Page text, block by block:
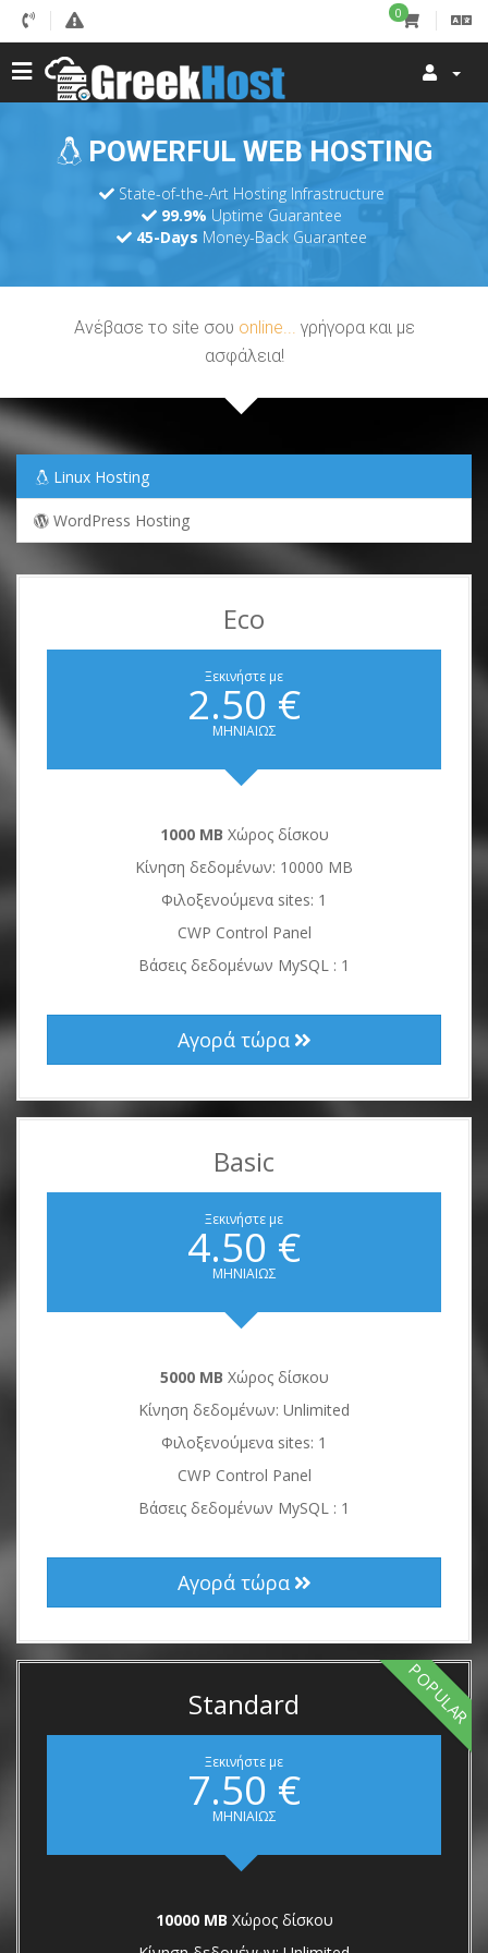
0
POWERFUL WEB HOSTING
State-of-the-Art Hosting Infrastructure
99.9% Uptime Guarantee
45-Days Money-Back Guarantee
Ανέβασε το site σου online... γρήγορα και με
ασφάλεια!
Linux Hosting
WordPress Hosting
Eco
Ξεκινήστε με
2.50 €
ΜΗΝΙΑΙΩΣ
1000 MB Χώρος δίσκου
Κίνηση δεδομένων: 10000 ΜΒ
Φιλοξενούμενα sites: 1
CWP Control Panel
Βάσεις δεδομένων MySQL : 1
Αγορά τώρα
Basic
Ξεκινήστε με
4.50 €
ΜΗΝΙΑΙΩΣ
5000 MB Χώρος δίσκου
Κίνηση δεδομένων: Unlimited
Φιλοξενούμενα sites: 1
CWP Control Panel
Βάσεις δεδομένων MySQL : 1
Αγορά τώρα
Standard
Ξεκινήστε με
7.50 €
ΜΗΝΙΑΙΩΣ
10000 MB Χώρος δίσκου
POPULAR